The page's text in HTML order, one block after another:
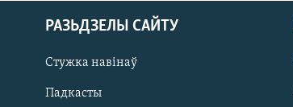
РАЗЬДЗЕЛЫ САЙТУ
Стужка навінаў
Падкасты